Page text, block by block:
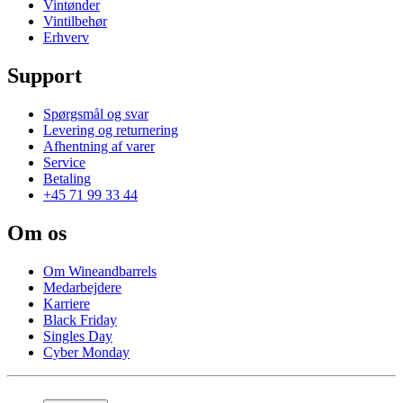
Vintønder
Vintilbehør
Erhverv
Support
Spørgsmål og svar
Levering og returnering
Afhentning af varer
Service
Betaling
+45 71 99 33 44
Om os
Om Wineandbarrels
Medarbejdere
Karriere
Black Friday
Singles Day
Cyber Monday